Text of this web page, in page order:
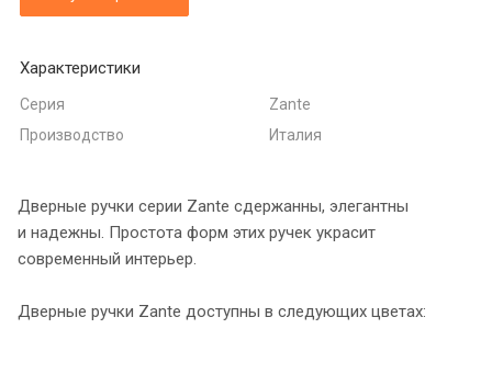
Характеристики
Серия
Zante
Производство
Италия
Дверные ручки серии Zante сдержанны, элегантны
и надежны. Простота форм этих ручек украсит
современный интерьер.
Дверные ручки Zante доступны в следующих цветах: